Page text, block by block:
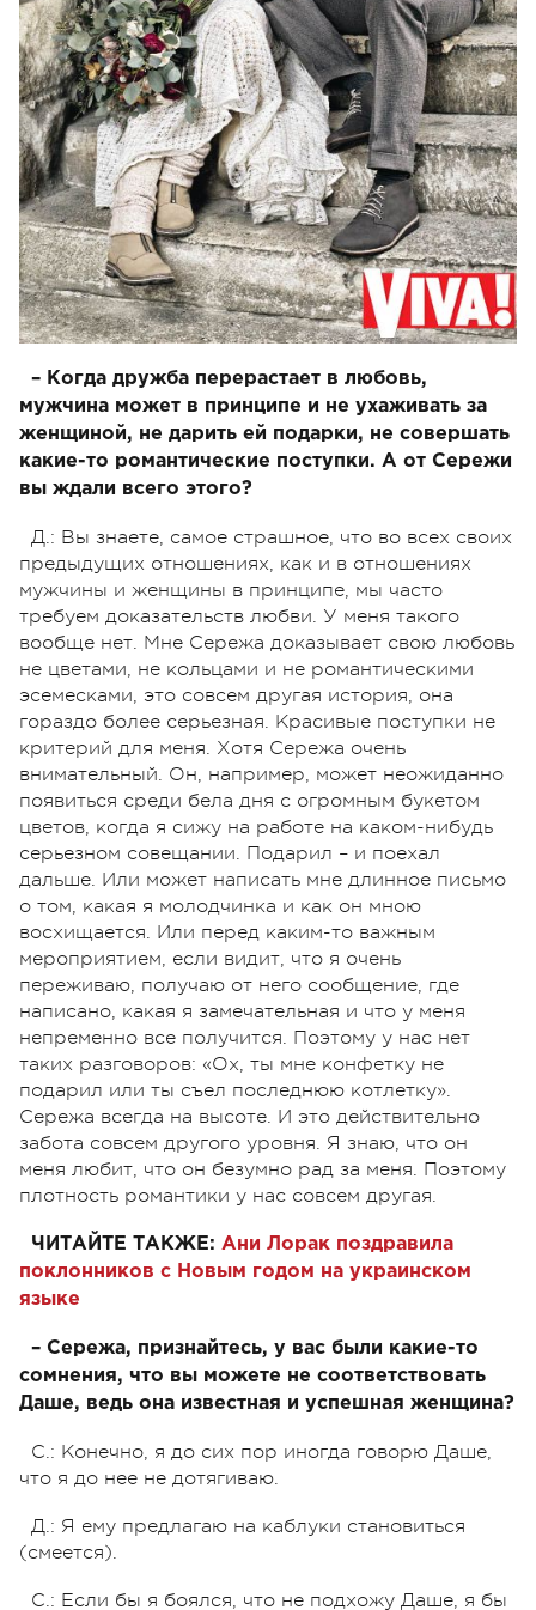
– Когда дружба перерастает в любовь,
мужчина может в принципе и не ухаживать за
женщиной, не дарить ей подарки, не совершать
какие-то романтические поступки. А от Сережи
вы ждали всего этого?
Д.: Вы знаете, самое страшное, что во всех своих
предыдущих отношениях, как и в отношениях
мужчины и женщины в принципе, мы часто
требуем доказательств любви. У меня такого
вообще нет. Мне Сережа доказывает свою любовь
не цветами, не кольцами и не романтическими
эсемесками, это совсем другая история, она
гораздо более серьезная. Красивые поступки не
критерий для меня. Хотя Сережа очень
внимательный. Он, например, может неожиданно
появиться среди бела дня с огромным букетом
цветов, когда я сижу на работе на каком-нибудь
серьезном совещании. Подарил – и поехал
дальше. Или может написать мне длинное письмо
о том, какая я молодчинка и как он мною
восхищается. Или перед каким-то важным
мероприятием, если видит, что я очень
переживаю, получаю от него сообщение, где
написано, какая я замечательная и что у меня
непременно все получится. Поэтому у нас нет
таких разговоров: «Ох, ты мне конфетку не
подарил или ты съел последнюю котлетку».
Сережа всегда на высоте. И это действительно
забота совсем другого уровня. Я знаю, что он
меня любит, что он безумно рад за меня. Поэтому
плотность романтики у нас совсем другая.
ЧИТАЙТЕ ТАКЖЕ: Ани Лорак поздравила
поклонников с Новым годом на украинском
языке
– Сережа, признайтесь, у вас были какие-то
сомнения, что вы можете не соответствовать
Даше, ведь она известная и успешная женщина?
С.: Конечно, я до сих пор иногда говорю Даше,
что я до нее не дотягиваю.
Д.: Я ему предлагаю на каблуки становиться
(смеется).
С.: Если бы я боялся, что не подхожу Даше, я бы